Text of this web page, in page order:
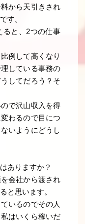
から天引きされ
す。
ると、2つの仕事
例して高くなり
している事務の
してだろう？そ
で沢山収入を得
わるので目につ
いようにどうし
ありますか？
会社から渡され
と思います。
いるのでその人
はいくら稼いだ